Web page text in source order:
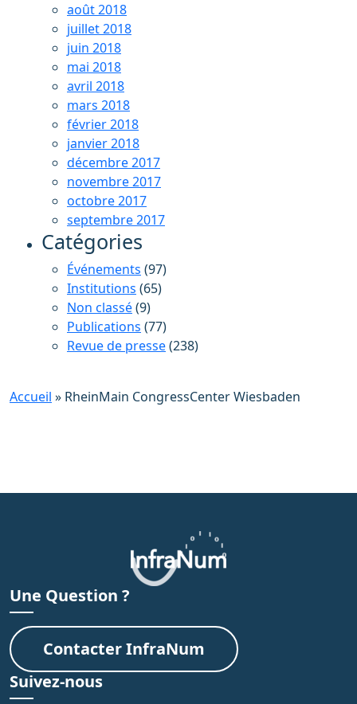
août 2018
juillet 2018
juin 2018
mai 2018
avril 2018
mars 2018
février 2018
janvier 2018
décembre 2017
novembre 2017
octobre 2017
septembre 2017
Catégories
Événements (97)
Institutions (65)
Non classé(9)
Publications (77)
Revue de presse(238)
Accueil » RheinMain CongressCenter Wiesbaden
Une Question ?
Contacter InfraNum
Suivez-nous